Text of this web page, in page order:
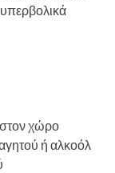
στον χώρο
ή αλκοόλ